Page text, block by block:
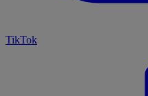
TikTok